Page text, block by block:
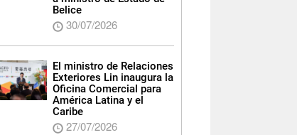
Belice
30/07/2026
El ministro de Relaciones
Exteriores Lin inaugura la
Oficina Comercial para
América Latina y el
Caribe
27/07/2026